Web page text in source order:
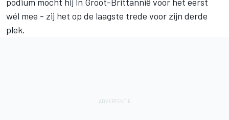
wél mee - zij het op de laagste trede voor zijn derde
plek.